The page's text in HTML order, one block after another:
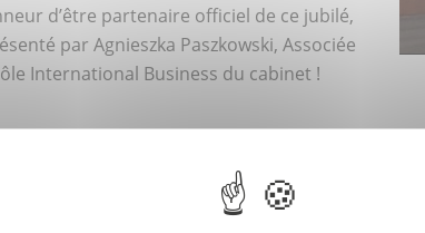
d’être partenaire officiel de ce jubilé,
par Agnieszka Paszkowski, Associée
International Business du cabinet !